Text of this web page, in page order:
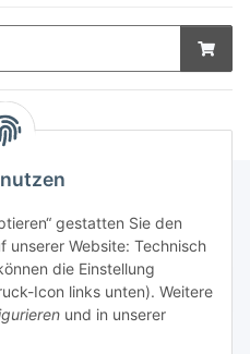
gestatten Sie den
unserer Website: Technisch
die Einstellung
Icon links unten). Weitere
und in unserer